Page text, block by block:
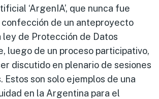
‘ArgenIA’, que nunca fue
de un anteproyecto
ley de Protección de Datos
luego de un proceso participativo,
discutido en plenario de sesiones
Estos son solo ejemplos de una
en la Argentina para el